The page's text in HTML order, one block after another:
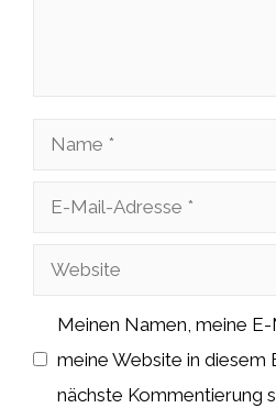
Name
Adresse
Website
Meinen Namen, meine
meine Website in diesem
nächste Kommentierung